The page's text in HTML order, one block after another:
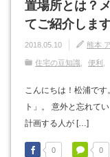
置場所とは？
てご紹介します
2018.05.10 熊本
住宅の豆知識 便利
こんにちは！松浦で
ト」。 意外と忘れて
計画する人が […]
0 0